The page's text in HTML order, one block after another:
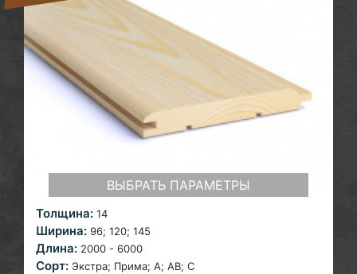
ВЫБРАТЬ ПАРАМЕТРЫ
Толщина: 14
Ширина: 96; 120; 145
Длина: 2000 - 6000
Сорт: Экстра; Прима; A; AB; С